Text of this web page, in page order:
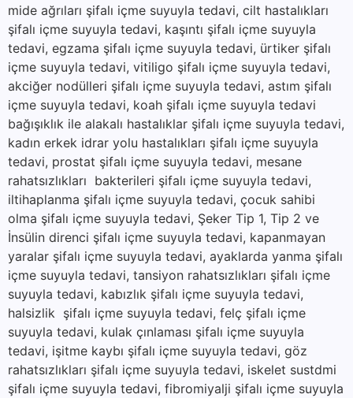
mide ağrıları şifalı içme suyuyla tedavi, cilt hastalıkları
şifalı içme suyuyla tedavi, kaşıntı şifalı içme suyuyla
tedavi, egzama şifalı içme suyuyla tedavi, ürtiker şifalı
içme suyuyla tedavi, vitiligo şifalı içme suyuyla tedavi,
akciğer nodülleri şifalı içme suyuyla tedavi, astım şifalı
içme suyuyla tedavi, koah şifalı içme suyuyla tedavi
bağışıklık ile alakalı hastalıklar şifalı içme suyuyla tedavi,
kadın erkek idrar yolu hastalıkları şifalı içme suyuyla
tedavi, prostat şifalı içme suyuyla tedavi, mesane
rahatsızlıkları bakterileri şifalı içme suyuyla tedavi,
iltihaplanma şifalı içme suyuyla tedavi, çocuk sahibi
olma şifalı içme suyuyla tedavi, Şeker Tip 1, Tip 2 ve
İnsülin direnci şifalı içme suyuyla tedavi, kapanmayan
yaralar şifalı içme suyuyla tedavi, ayaklarda yanma şifalı
içme suyuyla tedavi, tansiyon rahatsızlıkları şifalı içme
suyuyla tedavi, kabızlık şifalı içme suyuyla tedavi,
halsizlik şifalı içme suyuyla tedavi, felç şifalı içme
suyuyla tedavi, kulak çınlaması şifalı içme suyuyla
tedavi, işitme kaybı şifalı içme suyuyla tedavi, göz
rahatsızlıkları şifalı içme suyuyla tedavi, iskelet sustdmi
şifalı içme suyuyla tedavi, fibromiyalji şifalı içme suyuyla